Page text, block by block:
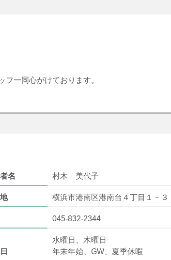
一同心がけております。
名 村木 美代子
横浜市港南区港南台４丁目１－３
045-832-2344
水曜日、木曜日
年末年始、GW、夏季休暇